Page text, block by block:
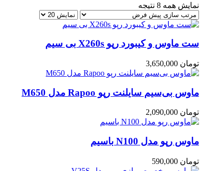
نمایش همه 8 نتیجه
ست ماوس و کیبورد رپو X260s بی سیم
تومان
ماوس بی‌سیم سایلنت رپو Rapoo مدل M650
تومان
ماوس رپو مدل N100 باسیم
تومان